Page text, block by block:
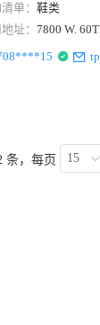
单： 鞋类
址： 7800 W.
条，每页 15